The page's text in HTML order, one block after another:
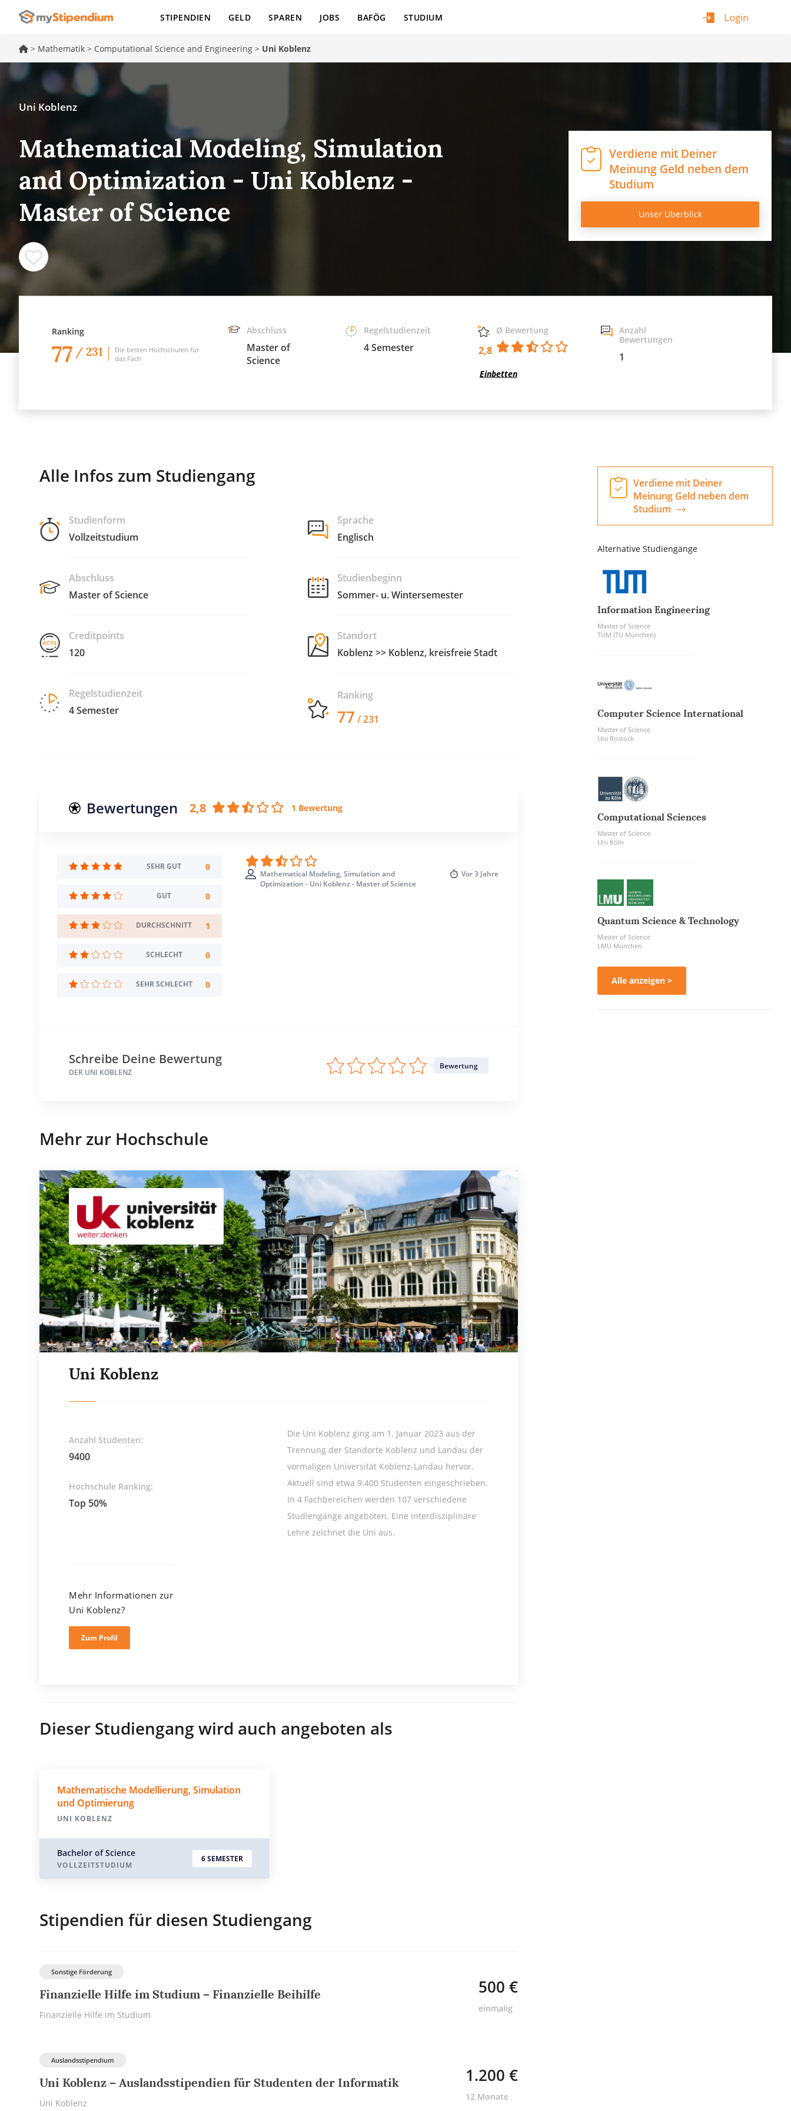
Login
STIPENDIEN GELD SPAREN JOBS BAFÖG STUDIUM
> Mathematik > Computational Science and Engineering > Uni Koblenz
Uni Koblenz
Mathematical Modeling, Simulation
and Optimization - Uni Koblenz -
Master of Science
Verdiene mit Deiner
Meinung Geld neben dem
Studium
Unser Überblick
Ranking
77 / 231
Die besten Hochschulen für
das Fach
Abschluss
Master of
Science
Regelstudienzeit
4 Semester
Ø Bewertung
2,8
Einbetten
Anzahl
Bewertungen
1
Alle Infos zum Studiengang
Studienform
Vollzeitstudium
Abschluss
Master of Science
Creditpoints
120
Regelstudienzeit
4 Semester
Sprache
Englisch
Studienbeginn
Sommer- u. Wintersemester
Standort
Koblenz >> Koblenz, kreisfreie Stadt
Ranking
77 / 231
Bewertungen 2,8 1 Bewertung
SEHR GUT 0
GUT 0
DURCHSCHNITT 1
SCHLECHT 0
SEHR SCHLECHT 0
Mathematical Modeling, Simulation and
Optimization - Uni Koblenz - Master of Science
Vor3 Jahre
Schreibe Deine Bewertung
DER UNI KOBLENZ
Bewertung
Mehr zur Hochschule
Uni Koblenz
Anzahl Studenten:
9400
Hochschule Ranking:
Top 50%
Die Uni Koblenz ging am 1. Januar 2023 aus der
Trennung der Standorte Koblenz und Landau der
vormaligen Universität Koblenz-Landau hervor.
Aktuell sind etwa 9.400 Studenten eingeschrieben.
In 4 Fachbereichen werden 107 verschiedene
Studiengänge angeboten. Eine interdisziplinäre
Lehre zeichnet die Uni aus.
Mehr Informationen zur
Uni Koblenz?
Zum Profil
Dieser Studiengang wird auch angeboten als
Mathematische Modellierung, Simulation
und Optimierung
UNI KOBLENZ
Bachelor of Science
VOLLZEITSTUDIUM
6 SEMESTER
Stipendien für diesen Studiengang
Sonstige Förderung
Finanzielle Hilfe im Studium – Finanzielle Beihilfe
Finanzielle Hilfe im Studium
500 €
einmalig
Auslandsstipendium
Uni Koblenz – Auslandsstipendien für Studenten der Informatik
Uni Koblenz
1.200 €
12 Monate
Verdiene mit Deiner
Meinung Geld neben dem
Studium
Alternative Studiengänge
Information Engineering
Master of Science
TUM (TU München)
Computer Science International
Master of Science
Uni Rostock
Computational Sciences
Master of Science
Uni Köln
Quantum Science & Technology
Master of Science
LMU München
Alle anzeigen >